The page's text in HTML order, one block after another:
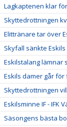
Lagkaptenen klar
Skyttedrottningen
Elittränare tar över
Skyfall sänkte
Eskilstalang lämnar
Eskils damer går
Skyttedrottningen
Eskilsminne IF - IFK
Säsongens bästa